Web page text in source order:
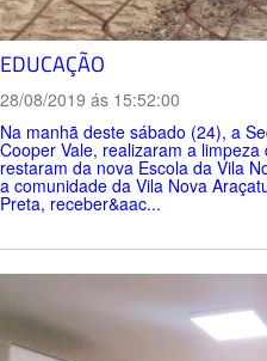
EDUCAÇÃO
28/08/2019 ás 15:52:00
Na manhã deste sábado (24), a
Cooper Vale, realizaram a
restaram da nova Escola da Vila
a comunidade da Vila Nova
Preta, receber&aac...